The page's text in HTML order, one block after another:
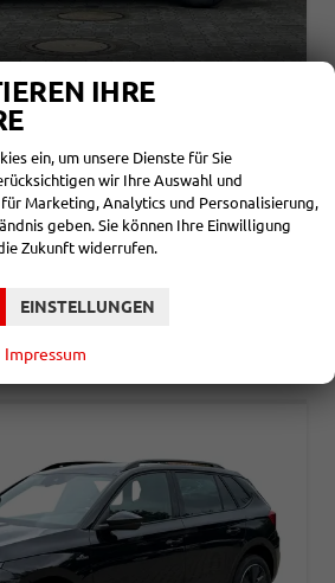
70KW
4 Monate
Leistung 70 kW (95 PS)
DETAILS
5,40 l/100km
IHRE
ein, um unsere Dienste für Sie
wir Ihre Auswahl und
Marketing, Analytics und Personalisierung,
geben. Sie können Ihre Einwilligung
Zukunft widerrufen.
EINSTELLUNGEN
Impressum